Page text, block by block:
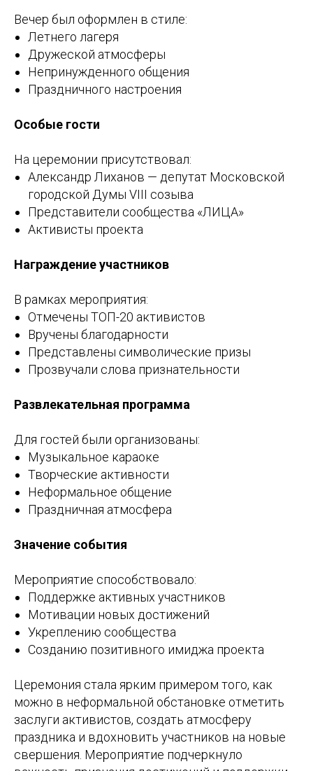
Вечер был оформлен в стиле:
Летнего лагеря
Дружеской атмосферы
Непринужденного общения
Праздничного настроения
Особые гости
На церемонии присутствовал:
Александр Лиханов — депутат Московской
городской Думы VIII созыва
Представители сообщества «ЛИЦА»
Активисты проекта
Награждение участников
В рамках мероприятия:
Отмечены ТОП-20 активистов
Вручены благодарности
Представлены символические призы
Прозвучали слова признательности
Развлекательная программа
Для гостей были организованы:
Музыкальное караоке
Творческие активности
Неформальное общение
Праздничная атмосфера
Значение события
Мероприятие способствовало:
Поддержке активных участников
Мотивации новых достижений
Укреплению сообщества
Созданию позитивного имиджа проекта
Церемония стала ярким примером того, как
можно в неформальной обстановке отметить
заслуги активистов, создать атмосферу
праздника и вдохновить участников на новые
свершения. Мероприятие подчеркнуло